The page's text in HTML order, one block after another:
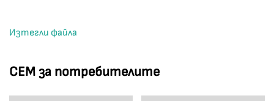
СЕМ за потребителите
Изтегли файла